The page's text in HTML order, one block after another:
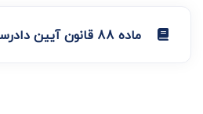
ماده 88 قانون آیین دادرسی کیفری